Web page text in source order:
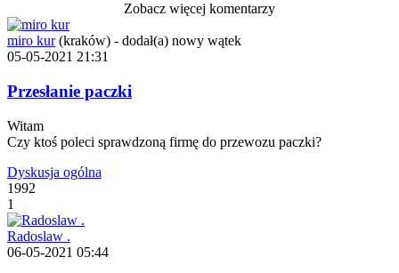
Zobacz więcej komentarzy
miro kur (kraków) - dodał(a) nowy wątek
05-05-2021 21:31
Przesłanie paczki
Witam
Czy ktoś poleci sprawdzoną firmę do przewozu paczki?
Dyskusja ogólna
1992
1
Radoslaw .
06-05-2021 05:44